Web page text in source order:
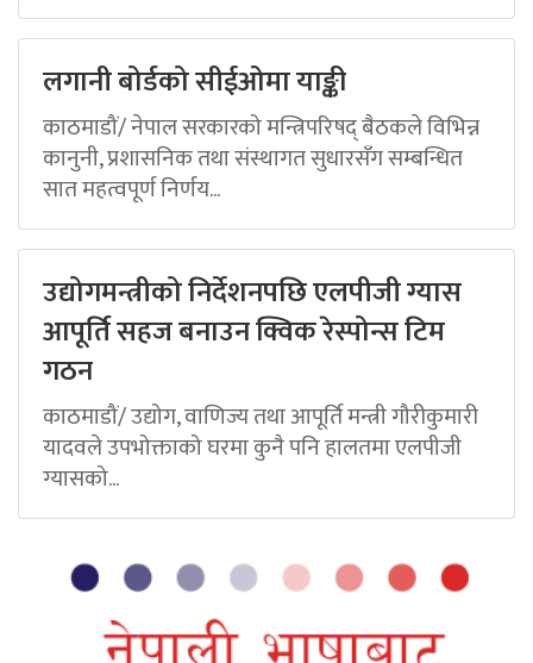
लगानी बोर्डको सीईओमा याङ्की
काठमाडौं/ नेपाल सरकारको मन्त्रिपरिषद् बैठकले विभिन्न
कानुनी, प्रशासनिक तथा संस्थागत सुधारसँग सम्बन्धित
सात महत्वपूर्ण निर्णय...
उद्योगमन्त्रीको निर्देशनपछि एलपीजी ग्यास
आपूर्ति सहज बनाउन क्विक रेस्पोन्स टिम
गठन
काठमाडौं/ उद्योग, वाणिज्य तथा आपूर्ति मन्त्री गौरीकुमारी
यादवले उपभोक्ताको घरमा कुनै पनि हालतमा एलपीजी
ग्यासको...